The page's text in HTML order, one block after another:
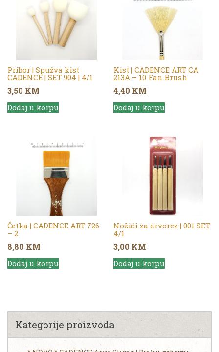
Pribor | Spužva kist
CADENCE | SET 904 | 4/1
3,50 KM
Dodaj u korpu
Kist | CADENCE ART CA
213A – 10 Fan Brush
4,40 KM
Dodaj u korpu
Četka | CADENCE ART 726
– 2
8,80 KM
Dodaj u korpu
Nožići za drvorez | 001 SET
4/1
3,00 KM
Dodaj u korpu
Kategorije proizvoda